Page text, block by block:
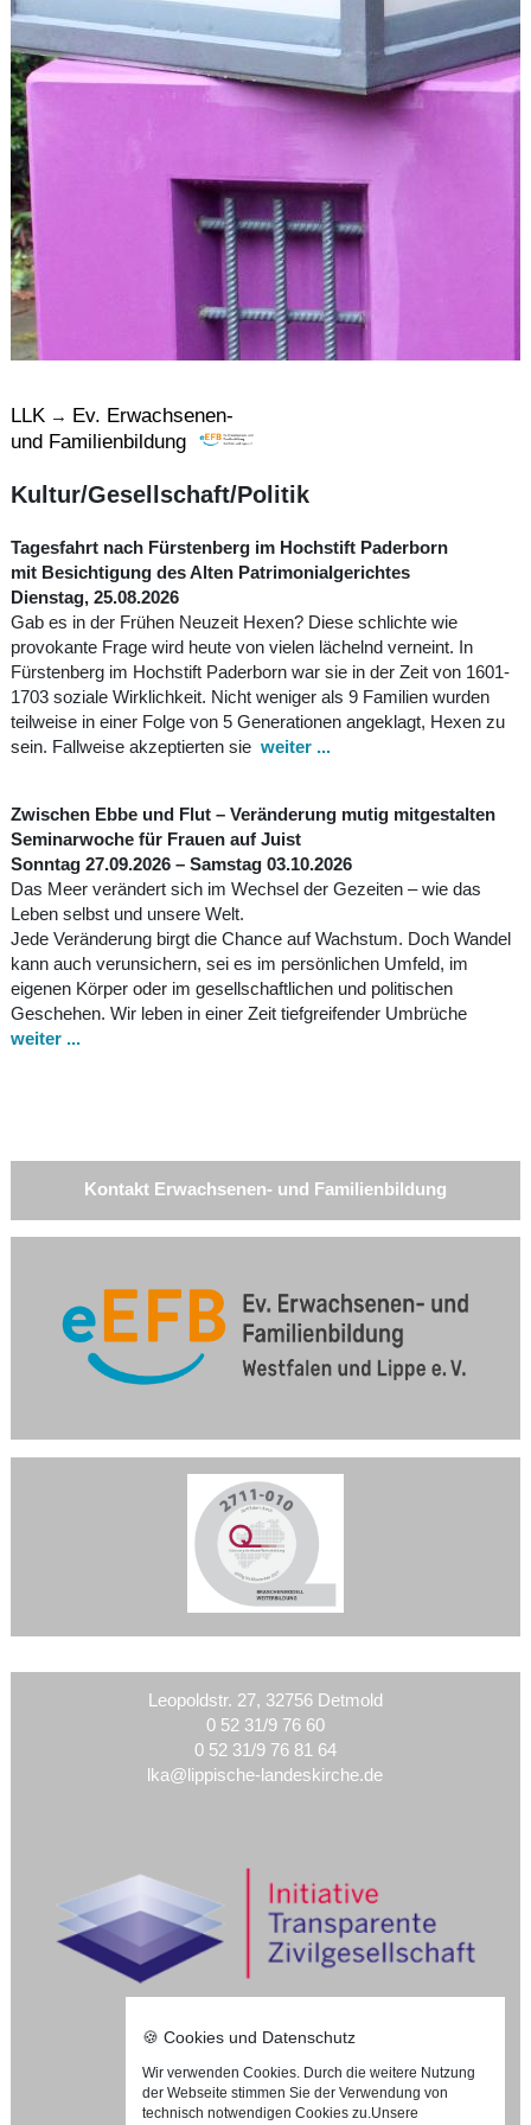
LLK → Ev. Erwachsenen-
und Familienbildung
Kultur/Gesellschaft/Politik
Tagesfahrt nach Fürstenberg im Hochstift Paderborn
mit Besichtigung des Alten Patrimonialgerichtes
Dienstag, 25.08.2026
Gab es in der Frühen Neuzeit Hexen? Diese schlichte wie
provokante Frage wird heute von vielen lächelnd verneint. In
Fürstenberg im Hochstift Paderborn war sie in der Zeit von 1601-
1703 soziale Wirklichkeit. Nicht weniger als 9 Familien wurden
teilweise in einer Folge von 5 Generationen angeklagt, Hexen zu
sein. Fallweise akzeptierten sie weiter ...
Zwischen Ebbe und Flut – Veränderung mutig mitgestalten
Seminarwoche für Frauen auf Juist
Sonntag 27.09.2026 – Samstag 03.10.2026
Das Meer verändert sich im Wechsel der Gezeiten – wie das
Leben selbst und unsere Welt.
Jede Veränderung birgt die Chance auf Wachstum. Doch Wandel
kann auch verunsichern, sei es im persönlichen Umfeld, im
eigenen Körper oder im gesellschaftlichen und politischen
Geschehen. Wir leben in einer Zeit tiefgreifender Umbrüche
weiter ...
Kontakt Erwachsenen- und Familienbildung
Leopoldstr. 27, 32756 Detmold
0 52 31/9 76 60
0 52 31/9 76 81 64
lka@lippische-landeskirche.de
Nach oben ⇪
Impressum
🍪 Cookies und Datenschutz
Wir verwenden Cookies. Durch die weitere Nutzung
der Webseite stimmen Sie der Verwendung von
technisch notwendigen Cookies zu. Unsere